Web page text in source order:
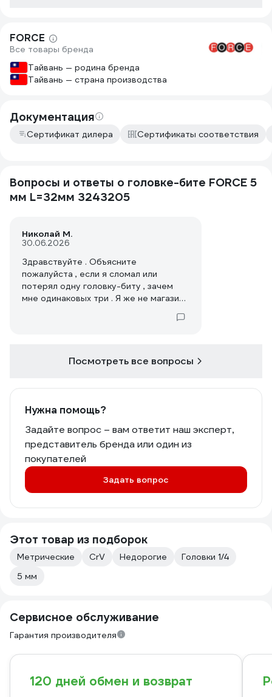
FORCE
Все товары бренда
Тайвань — родина бренда
Тайвань — страна производства
Документация
Сертификат дилера Сертификаты соответствия
Вопросы и ответы о головке-бите FORCE 5
мм L=32мм 3243205
Николай М.
30.06.2026
Здравствуйте . Объясните
пожалуйста , если я сломал или
потерял одну головку-биту , зачем
мне одинаковых три . Я же не магазин ,
но десять кабель каналов серого
Посмотреть все вопросы
Нужна помощь?
Задайте вопрос – вам ответит наш эксперт,
представитель бренда или один из
покупателей
Задать вопрос
Этот товар из подборок
Метрические CrV Недорогие
Головки 1/4
5 мм
Сервисное обслуживание
Гарантия производителя
120 дней обмен и возврат